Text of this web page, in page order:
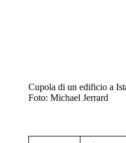
Cupola di un edificio a
Foto: Michael Jerrard